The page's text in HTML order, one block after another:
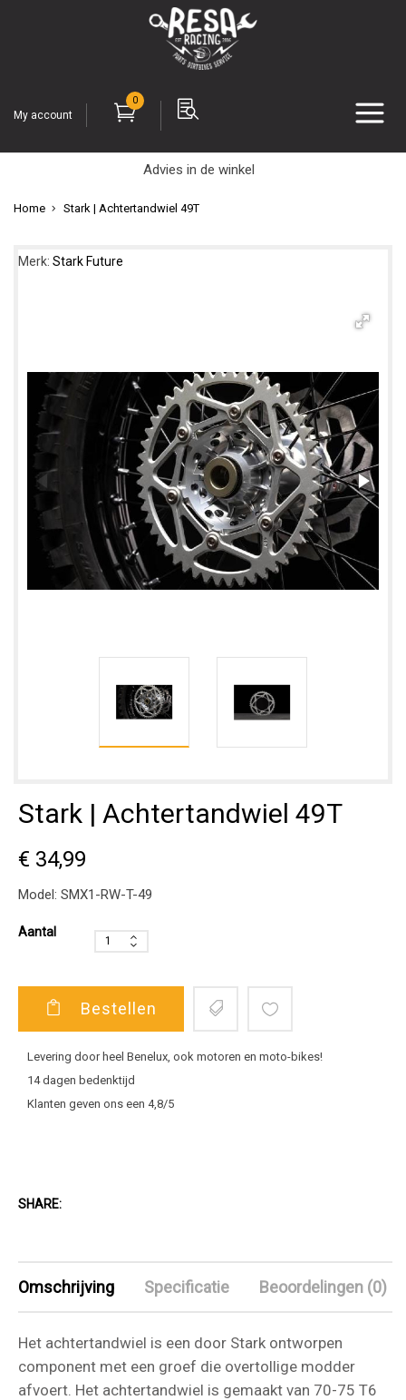
My account
0
Advies in de winkel
Home Stark | Achtertandwiel 49T
Merk: Stark Future
Stark | Achtertandwiel 49T
€ 34,99
Model: SMX1-RW-T-49
Aantal
Bestellen
Levering door heel Benelux, ook motoren en moto-bikes!
14 dagen bedenktijd
Klanten geven ons een 4,8/5
SHARE:
Omschrijving Specificatie Beoordelingen (0)
Het achtertandwiel is een door Stark ontworpen
component met een groef die overtollige modder
afvoert. Het achtertandwiel is gemaakt van 70-75 T6